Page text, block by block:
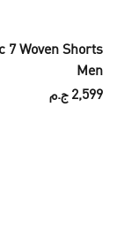
7 Woven Shorts
Men
2,599 ج.م